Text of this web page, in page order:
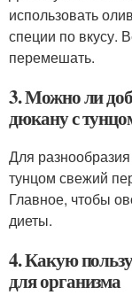
использовать
специи по вкусу.
перемешать.
3. Можно ли
дюкану с
Для
тунцом свежий
Главное, чтобы
диеты.
4. Какую
для организма